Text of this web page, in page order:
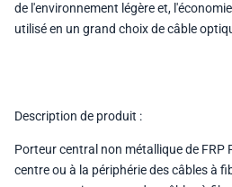
de l'environnement légère et,
utilisé en un grand choix de câble
Description de produit :
Porteur central non métallique de FRP
centre ou à la périphérie des câbles à